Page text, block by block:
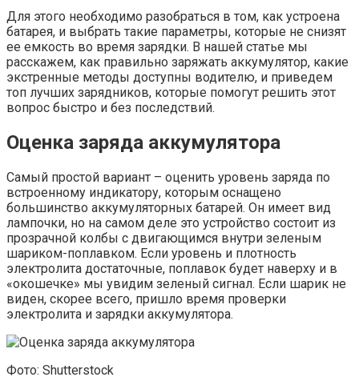
Для этого необходимо разобраться в том, как устроена
батарея, и выбрать такие параметры, которые не снизят
ее емкость во время зарядки. В нашей статье мы
расскажем, как правильно заряжать аккумулятор, какие
экстренные методы доступны водителю, и приведем
топ лучших зарядников, которые помогут решить этот
вопрос быстро и без последствий.
Оценка заряда аккумулятора
Самый простой вариант – оценить уровень заряда по
встроенному индикатору, которым оснащено
большинство аккумуляторных батарей. Он имеет вид
лампочки, но на самом деле это устройство состоит из
прозрачной колбы с двигающимся внутри зеленым
шариком-поплавком. Если уровень и плотность
электролита достаточные, поплавок будет наверху и в
«окошечке» мы увидим зеленый сигнал. Если шарик не
виден, скорее всего, пришло время проверки
электролита и зарядки аккумулятора.
Фото: Shutterstock